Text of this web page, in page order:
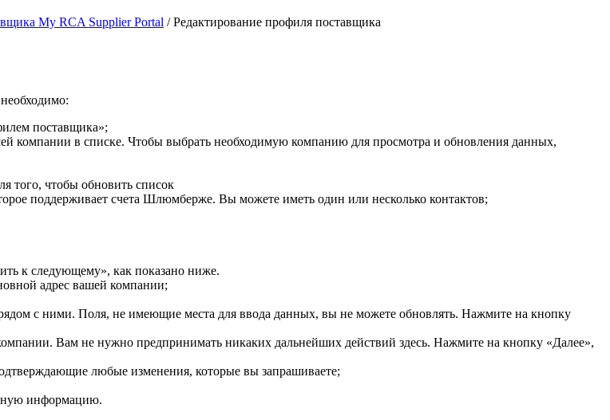
My RCA Supplier Portal /Редактирование профиля поставщика
поставщика»;
компании в списке. Чтобы выбрать необходимую компанию для просмотра и обновления данных,
того, чтобы обновить список
поддерживает счета Шлюмберже. Вы можете иметь один или несколько контактов;
к следующему», как показано ниже.
адрес вашей компании;
с ними. Поля, не имеющие места для ввода данных, вы не можете обновлять. Нажмите на кнопку
Вам не нужно предпринимать никаких дальнейших действий здесь. Нажмите на кнопку «Далее»,
любые изменения, которые вы запрашиваете;
информацию.